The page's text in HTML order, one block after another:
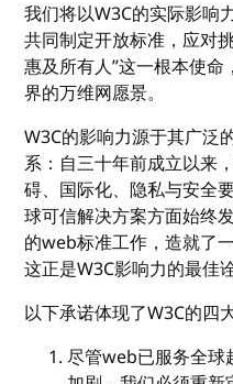
我们将以W3C的实际影响
共同制定开放标准，应对
惠及所有人”这一根本使
界的万维网愿景。
W3C的影响力源于其广泛
系：自三十年前成立以来
碍、国际化、隐私与安全
球可信解决方案方面始终
的web标准工作，造就了
这正是W3C影响力的最佳诠
以下承诺体现了W3C的四
尽管web已服务全球